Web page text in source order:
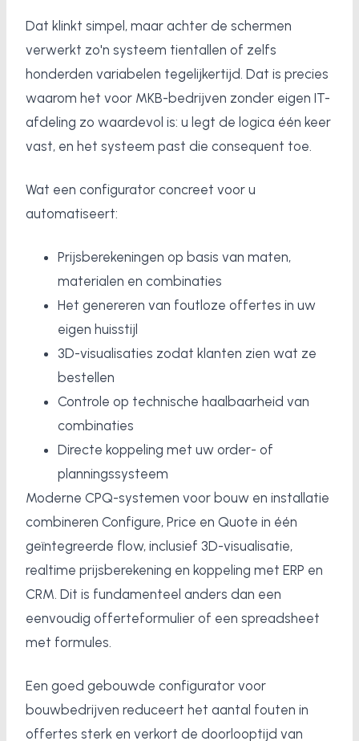
Dat klinkt simpel, maar achter de schermen
verwerkt zo'n systeem tientallen of zelfs
honderden variabelen tegelijkertijd. Dat is precies
waarom het voor MKB-bedrijven zonder eigen IT-
afdeling zo waardevol is: u legt de logica één keer
vast, en het systeem past die consequent toe.
Wat een configurator concreet voor u
automatiseert:
Prijsberekeningen op basis van maten,
materialen en combinaties
Het genereren van foutloze offertes in uw
eigen huisstijl
3D-visualisaties zodat klanten zien wat ze
bestellen
Controle op technische haalbaarheid van
combinaties
Directe koppeling met uw order- of
planningssysteem
Moderne CPQ-systemen voor bouw en installatie
combineren Configure, Price en Quote in één
geïntegreerde flow, inclusief 3D-visualisatie,
realtime prijsberekening en koppeling met ERP en
CRM. Dit is fundamenteel anders dan een
eenvoudig offerteformulier of een spreadsheet
met formules.
Een goed gebouwde configurator voor
bouwbedrijven reduceert het aantal fouten in
offertes sterk en verkort de doorlooptijd van